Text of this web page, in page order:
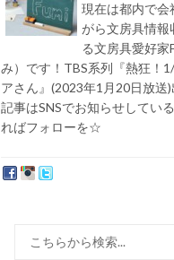
現在は都内で会
がら文房具情報
る文房具愛好家
み）です！TBS系列『熱狂！
アさん』(2023年1月20日放送
記事はSNSでお知らせしてい
ればフォローを☆